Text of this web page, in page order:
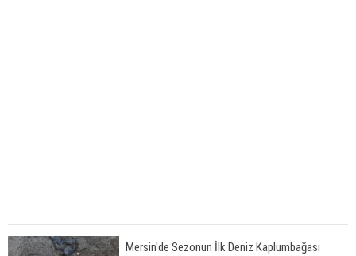
Mersin'de Sezonun İlk Deniz Kaplumbağası